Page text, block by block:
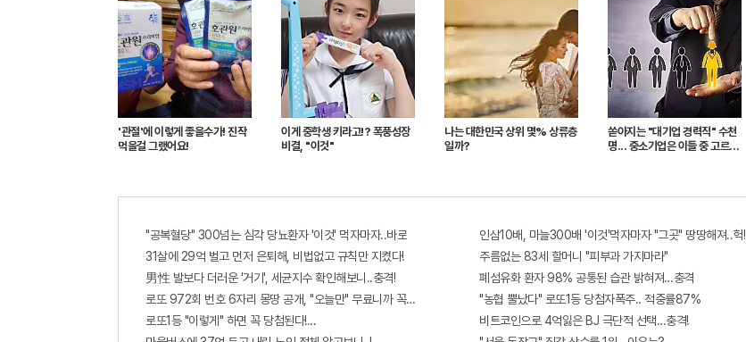
'관절'에 이렇게 좋을수가! 진작
먹을걸 그랬어요!
이게 중학생 키라고!? 폭풍성장
비결, "이것"
나는 대한민국 상위 몇% 상류층
일까?
쏟아지는 "대기업 경력직" 수천
명... 중소기업은 이들 중 고르면
"공복혈당" 300넘는 심각 당뇨환자 '이것' 먹자마자..바로
31살에 29억 벌고 먼저 은퇴해, 비법없고 규칙만 지켰다!
男性 발보다 더러운 '거기', 세균지수 확인해보니..충격!
로또 972회 번호 6자리 몽땅 공개, "오늘만" 무료니까 꼭 오늘 확인하세요.
로또1등 "이렇게" 하면 꼭 당첨된다!...
인삼10배, 마늘300배 '이것'먹자마자 "그곳" 땅땅해져..헉!
주름없는 83세 할머니 "피부과 가지마라"
폐섬유화 환자 98% 공통된 습관 밝혀져…충격
"농협 뿔났다" 로또1등 당첨자폭주.. 적중률87%
비트코인으로 4억잃은 BJ 극단적 선택…충격!